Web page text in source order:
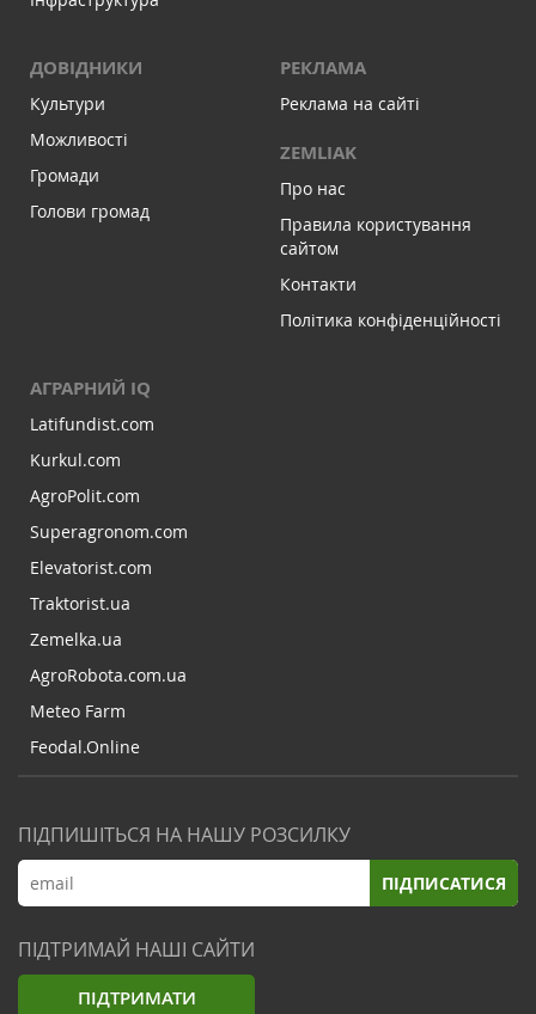
ДОВІДНИКИ
Культури
Можливості
Громади
Голови громад
РЕКЛАМА
Реклама на сайті
ZEMLIAK
Про нас
Правила користування
сайтом
Контакти
Політика конфіденційності
АГРАРНИЙ IQ
Latifundist.com
Kurkul.com
AgroPolit.com
Superagronom.com
Elevatorist.com
Traktorist.ua
Zemelka.ua
AgroRobota.com.ua
Meteo Farm
Feodal.Online
ПІДПИШІТЬСЯ НА НАШУ РОЗСИЛКУ
ПІДПИСАТИСЯ
ПІДТРИМАЙ НАШІ САЙТИ
ПІДТРИМАТИ